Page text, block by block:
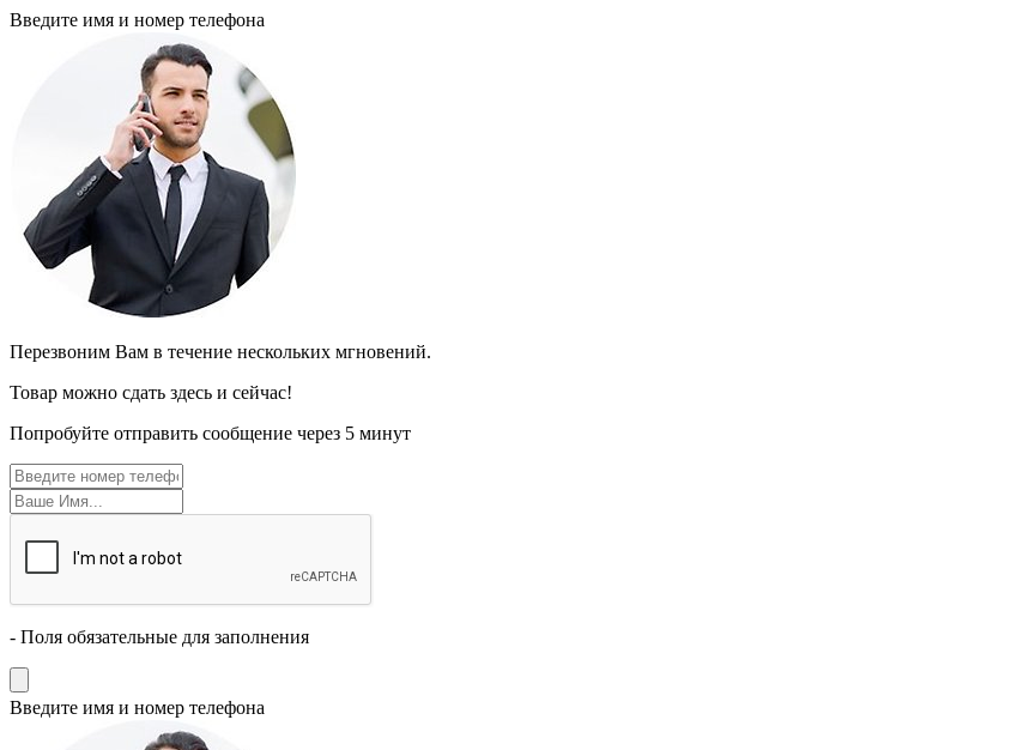
Введите имя и номер телефона
Перезвоним Вам в течение нескольких мгновений.
Товар можно сдать здесь и сейчас!
Попробуйте отправить сообщение через 5 минут
- Поля обязательные для заполнения
Введите имя и номер телефона